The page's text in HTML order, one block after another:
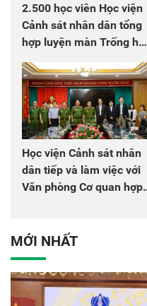
2.500 học viên Học viện
Cảnh sát nhân dân tổng
hợp luyện màn Trống hội
Học viện Cảnh sát nhân
dân tiếp và làm việc với
Văn phòng Cơ quan hợp
MỚI NHẤT